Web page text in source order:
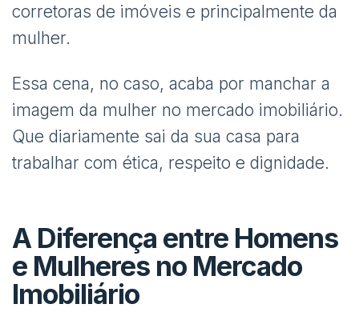
corretoras de imóveis e principalmente da
mulher.
Essa cena, no caso, acaba por manchar a
imagem da mulher no mercado imobiliário.
Que diariamente sai da sua casa para
trabalhar com ética, respeito e dignidade.
A Diferença entre Homens
e Mulheres no Mercado
Imobiliário